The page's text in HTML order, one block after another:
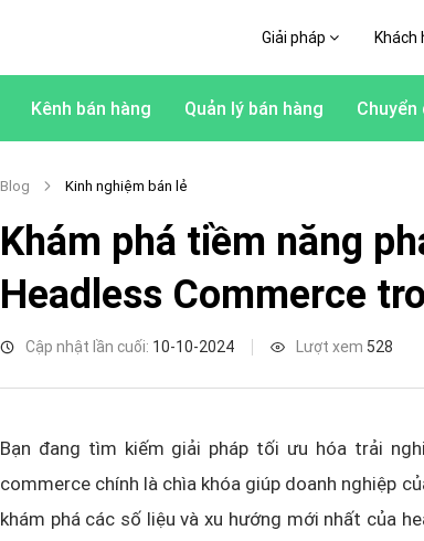
Giải pháp Khách
Kênh bán hàng Quản lý bán hàng
Blog Kinh nghiệm bán lẻ
Khám phá tiềm năng
Headless Commerce
Cập nhật lần cuối: 10-10-2024 Lượt xem 528
Bạn đang tìm kiếm giải pháp tối ưu hóa trải
commerce chính là chìa khóa giúp doanh nghiệp
khám phá các số liệu và xu hướng mới nhất của